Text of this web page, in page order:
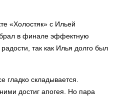
«Холостяк» с Ильей
в финале эффектную
так как Илья долго был
складывается.
достиг апогея. Но пара